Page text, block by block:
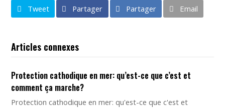
Tweet Partager Partager Email
Articles connexes
Protection cathodique en mer: qu’est-ce que c’est et
comment ça marche?
Protection cathodique en mer: qu'est-ce que c'est et